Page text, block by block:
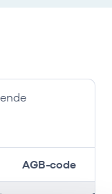
AGB-code